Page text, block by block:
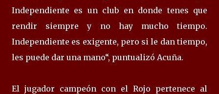
Independiente es un club en donde tenes que
rendir siempre y no hay mucho tiempo.
Independiente es exigente, pero si le dan tiempo,
les puede dar una mano“, puntualizó Acuña.
El jugador campeón con el Rojo pertenece al